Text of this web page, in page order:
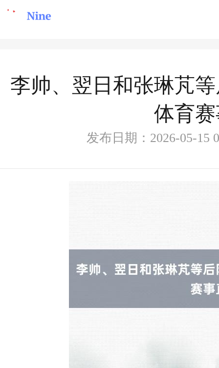
李帅、翌日和张琳芃
体育
发布日期：2026-05-